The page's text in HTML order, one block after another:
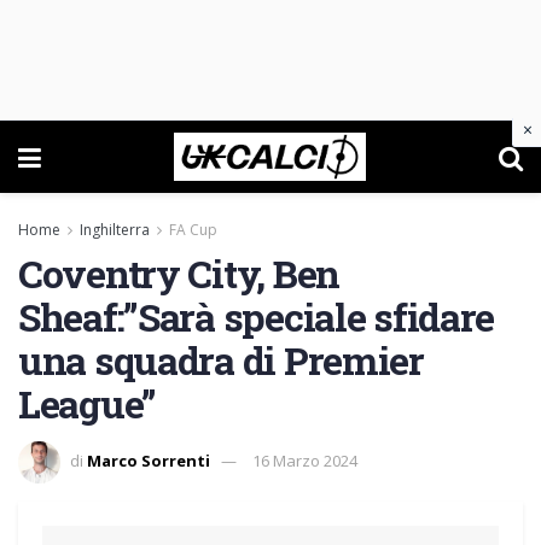
Home Inghilterra FA Cup
Coventry City, Ben
Sheaf:”Sarà speciale sfidare
una squadra di Premier
League”
di Marco Sorrenti 16 Marzo 2024
×